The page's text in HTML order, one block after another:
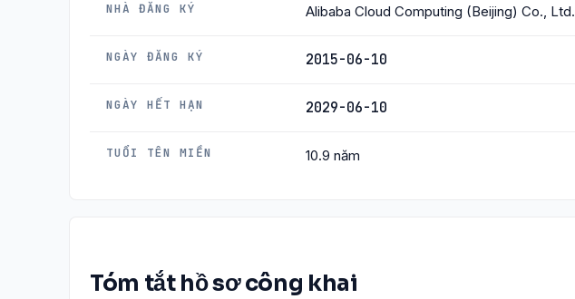
NHÀ ĐĂNG KÝ Alibaba Cloud Computing (Beijing) Co., Ltd.
NGÀY ĐĂNG KÝ 2015-06-10
NGÀY HẾT HẠN 2029-06-10
TUỔI TÊN MIỀN 10.9 năm
Tóm tắt hồ sơ công khai